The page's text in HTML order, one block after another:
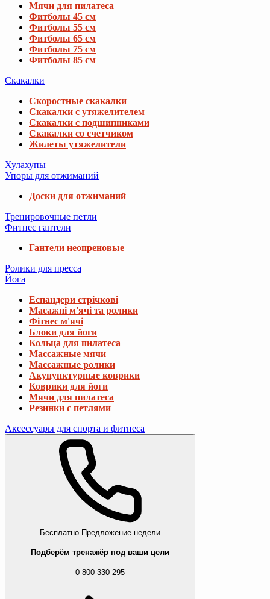
Мячи для пилатеса
Фитболы 45 см
Фитболы 55 см
Фитболы 65 см
Фитболы 75 см
Фитболы 85 см
Скакалки
Скоростные скакалки
Скакалки с утяжелителем
Скакалки с подшипниками
Скакалки со счетчиком
Жилеты утяжелители
Хулахупы
Упоры для отжиманий
Доски для отжиманий
Тренировочные петли
Фитнес гантели
Гантели неопреновые
Ролики для пресса
Йога
Еспандери стрічкові
Масажні м'ячі та ролики
Фітнес м'ячі
Блоки для йоги
Кольца для пилатеса
Массажные мячи
Массажные ролики
Акупунктурные коврики
Коврики для йоги
Мячи для пилатеса
Резинки с петлями
Аксессуары для спорта и фитнеса
Бесплатно Предложение недели
Подберём тренажёр под ваши цели
0 800 330 295